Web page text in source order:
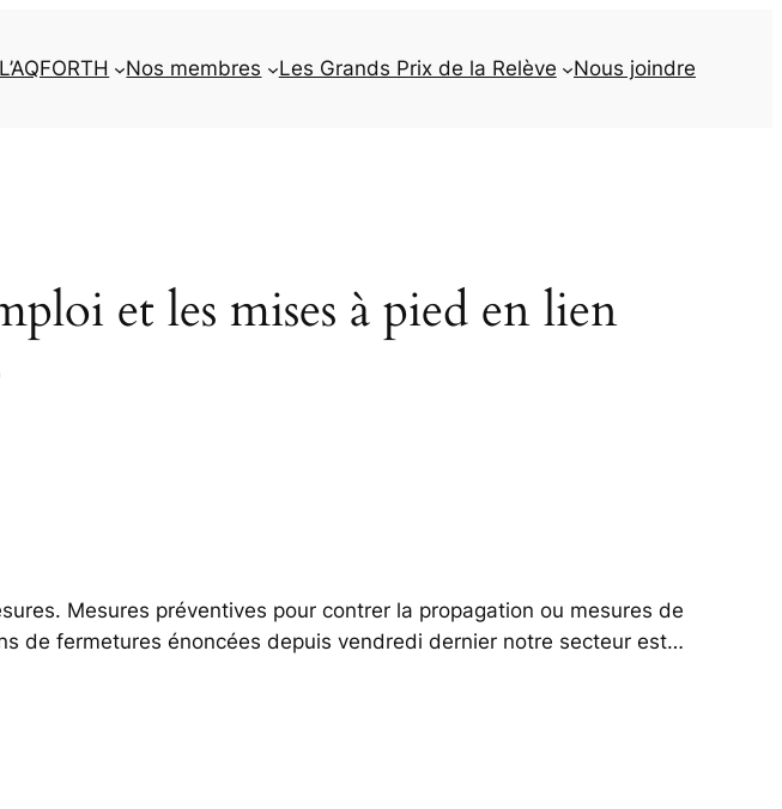
L’AQFORTH Nos membres Les Grands Prix de la Relève Nous joindre
et les mises à pied en lien
Mesures préventives pour contrer la propagation ou mesures de
de fermetures énoncées depuis vendredi dernier notre secteur est…